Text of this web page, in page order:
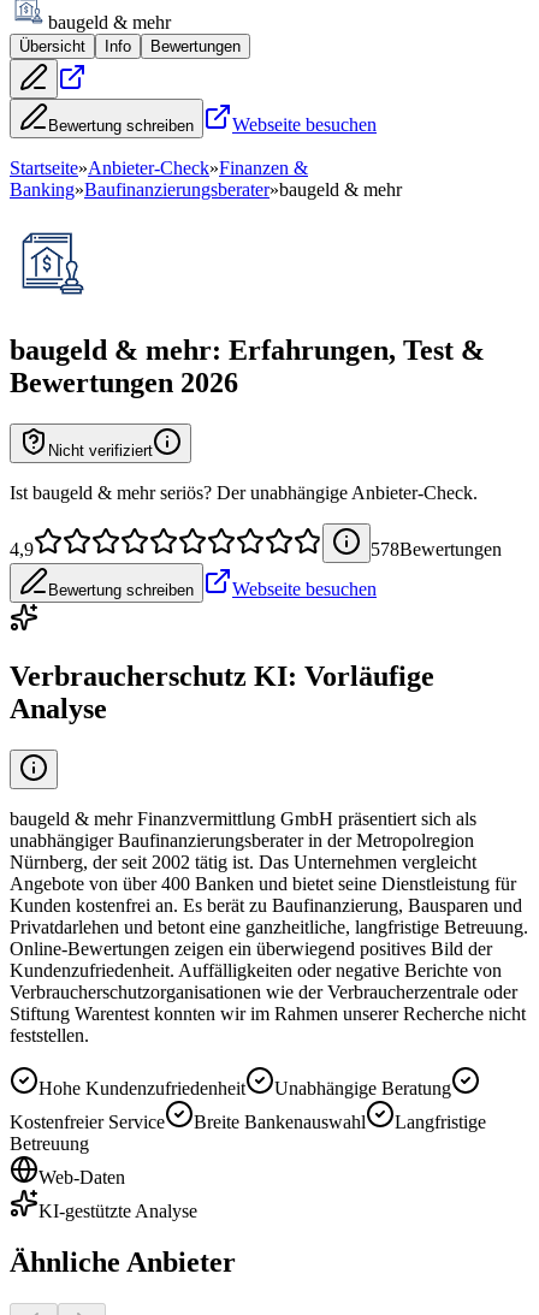
baugeld & mehr
Übersicht Info Bewertungen
Bewertung schreiben Webseite besuchen
Startseite»Anbieter-Check»Finanzen &
Banking»Baufinanzierungsberater»baugeld & mehr
baugeld & mehr: Erfahrungen, Test &
Bewertungen 2026
Nicht verifiziert
Ist baugeld & mehr seriös? Der unabhängige Anbieter-Check.
4,9 578Bewertungen
Bewertung schreiben Webseite besuchen
Verbraucherschutz KI: Vorläufige
Analyse
baugeld & mehr Finanzvermittlung GmbH präsentiert sich als
unabhängiger Baufinanzierungsberater in der Metropolregion
Nürnberg, der seit 2002 tätig ist. Das Unternehmen vergleicht
Angebote von über 400 Banken und bietet seine Dienstleistung für
Kunden kostenfrei an. Es berät zu Baufinanzierung, Bausparen und
Privatdarlehen und betont eine ganzheitliche, langfristige Betreuung.
Online-Bewertungen zeigen ein überwiegend positives Bild der
Kundenzufriedenheit. Auffälligkeiten oder negative Berichte von
Verbraucherschutzorganisationen wie der Verbraucherzentrale oder
Stiftung Warentest konnten wir im Rahmen unserer Recherche nicht
feststellen.
Hohe Kundenzufriedenheit
Unabhängige Beratung
Kostenfreier Service
Breite Bankenauswahl
Langfristige
Betreuung
Web-Daten
KI-gestützte Analyse
Ähnliche Anbieter